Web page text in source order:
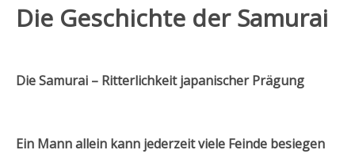
Die Geschichte der Samurai
Die Samurai – Ritterlichkeit japanischer Prägung
Ein Mann allein kann jederzeit viele Feinde besiegen